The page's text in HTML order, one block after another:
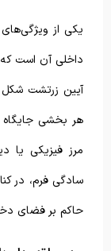
یکی از
داخلی آن است
آیین زرتشت شکل
هر بخشی
مرز فیزیکی یا
سادگی فرم، در
حاکم بر فضای